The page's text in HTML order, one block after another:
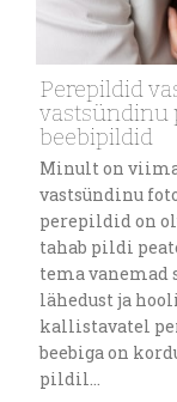
Perepildid
vastsündinu
beebipildid
Minult on
vastsündinu
perepildid on
tahab pildi
tema
lähedust ja
kallistavatel
beebiga on
pildil…